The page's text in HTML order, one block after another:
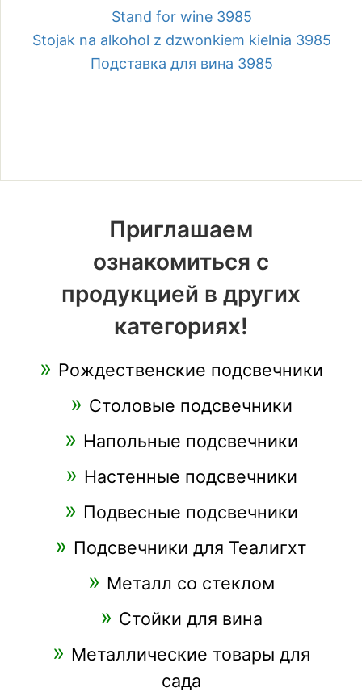
Stand for wine 3985
Stojak na alkohol z dzwonkiem kielnia 3985
Подставка для вина 3985
Приглашаем
ознакомиться с
продукцией в других
категориях!
Рождественские подсвечники
Столовые подсвечники
Напольные подсвечники
Настенные подсвечники
Подвесные подсвечники
Подсвечники для Теалигхт
Металл со стеклом
Стойки для вина
Металлические товары для
сада